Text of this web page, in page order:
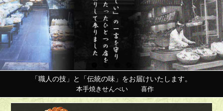
「職人の技」と「伝統の味」をお届けいたします。
本手焼きせんべい 喜作